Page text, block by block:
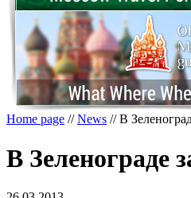
Home page //News //В
В Зеленограде